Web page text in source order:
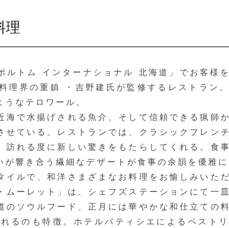
理
トム インターナショナル 北海道」でお客様
理界の重鎮 ・吉野建氏が監修するレストラン
なテロワール。
で水揚げされる魚介、そして信頼できる猟師
ている。レストランでは、クラシックフレン
れる度に新しい驚きをもたらしてくれる。食
響き合う繊細なデザートが食事の余韻を優雅に
ルで、和洋さまざまなお料理をお愉しみいた
ーレット」は、シェフズステーションにて一
ソウルフード、正月には華やかな和仕立ての
るのも特徴。ホテルパティシエによるペスト